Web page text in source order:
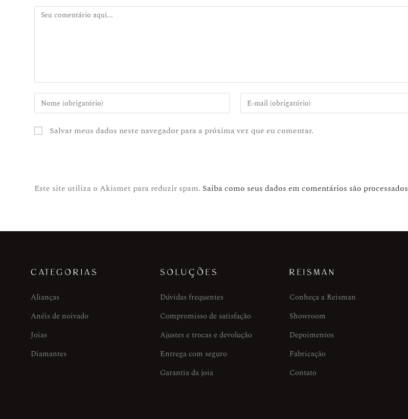
Salvar meus dados neste navegador para a próxima vez que eu comentar.
Este site utiliza o Akismet para reduzir spam. Saiba como seus dados em comentários são processados
CATEGORIAS
Alianças
Anéis de noivado
Joias
Diamantes
SOLUÇÕES
Dúvidas frequentes
Compromisso de satisfação
Ajustes e trocas e devolução
Entrega com seguro
Garantia da joia
REISMAN
Conheça a Reisman
Showroom
Depoimentos
Fabricação
Contato